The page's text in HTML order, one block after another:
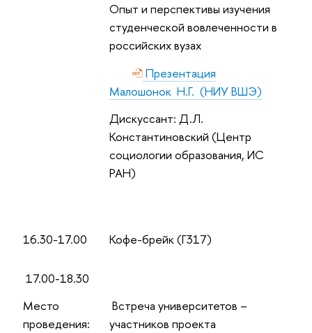
Опыт и перспективы изучения
студенческой вовлеченности в
российских вузах
Презентация
Малошонок Н.Г. (НИУ ВШЭ)
Дискуссант: Д.Л.
Константиновский (Центр
социологии образования, ИС
РАН)
16.30-17.00 Кофе-брейк (Г317)
17.00-18.30
Место
проведения:
Встреча университетов –
участников проекта